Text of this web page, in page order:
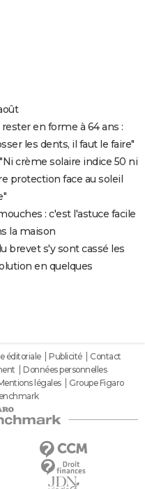
en forme à 64 ans :
les dents, il faut le faire"
crème solaire indice 50 ni
protection face au soleil
: c'est l'astuce facile
la maison
brevet s'y sont cassé les
en quelques
éditoriale Publicité
Contact
Données personnelles
légales
Groupe Figaro